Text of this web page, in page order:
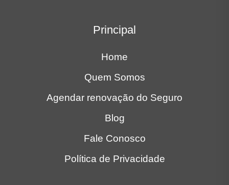
Principal
Home
Quem Somos
Agendar renovação do Seguro
Blog
Fale Conosco
Política de Privacidade